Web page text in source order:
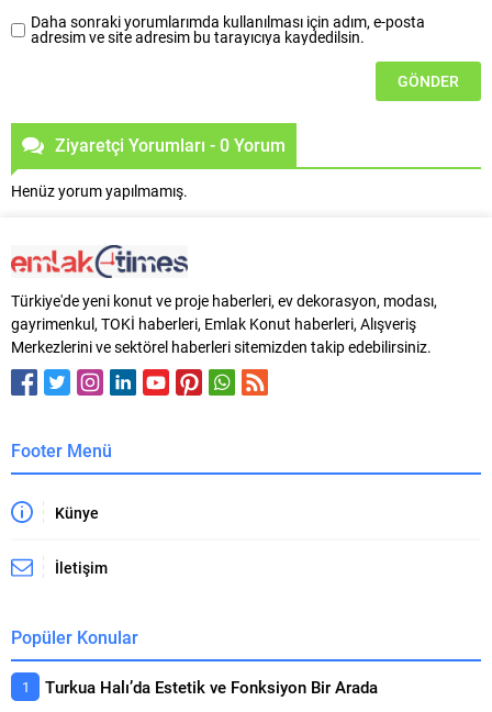
Daha sonraki yorumlarımda kullanılması için adım, e-posta
adresim ve site adresim bu tarayıcıya kaydedilsin.
Ziyaretçi Yorumları - 0 Yorum
Henüz yorum yapılmamış.
Türkiye'de yeni konut ve proje haberleri, ev dekorasyon, modası,
gayrimenkul, TOKİ haberleri, Emlak Konut haberleri, Alışveriş
Merkezlerini ve sektörel haberleri sitemizden takip edebilirsiniz.
Footer Menü
Künye
İletişim
Popüler Konular
Turkua Halı’da Estetik ve Fonksiyon Bir Arada